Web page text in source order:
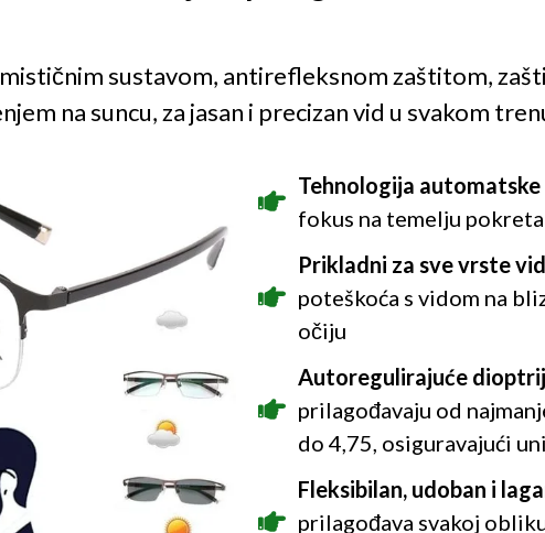
sustavom, antirefleksnom zaštitom,
na suncu, za jasan i precizan vid u svakom
Tehnologija
fokus na temelju
Prikladni za sve vrste
poteškoća s vidom na
očiju
Autoregulirajuće
prilagođavaju od
do 4,75, osiguravajući
Fleksibilan, udoban i
prilagođava svakoj